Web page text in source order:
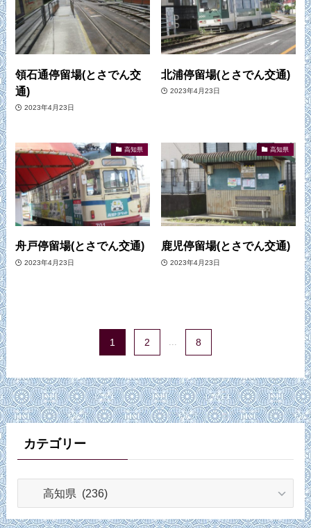
領石通停留場(とさでん交
通)
2023年4月23日
北浦停留場(とさでん交通)
2023年4月23日
高知県
舟戸停留場(とさでん交通)
2023年4月23日
高知県
鹿児停留場(とさでん交通)
2023年4月23日
1 2 8
カテゴリー
ゴ